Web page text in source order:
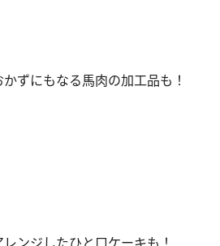
ずにもなる馬肉の加工品も！